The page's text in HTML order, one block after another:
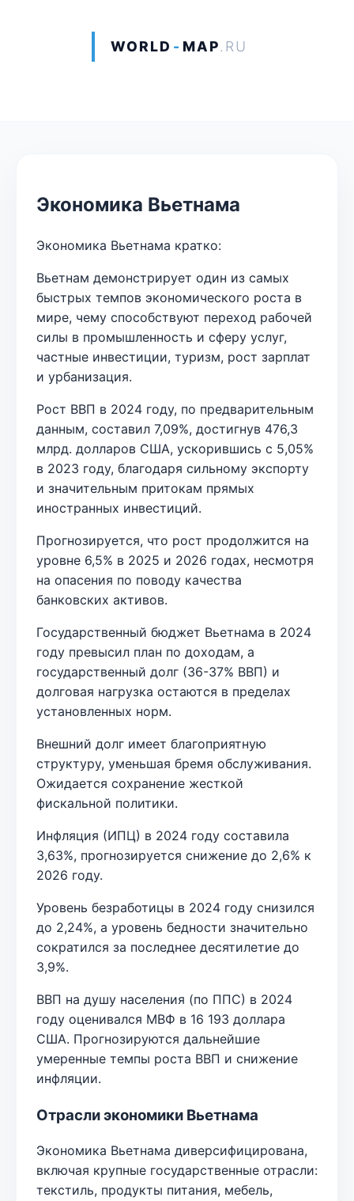
WORLD - MAP.RU
Экономика Вьетнама
Экономика Вьетнама кратко:
Вьетнам демонстрирует один из самых
быстрых темпов экономического роста в
мире, чему способствуют переход рабочей
силы в промышленность и сферу услуг,
частные инвестиции, туризм, рост зарплат
и урбанизация.
Рост ВВП в 2024 году, по предварительным
данным, составил 7,09%, достигнув 476,3
млрд. долларов США, ускорившись с 5,05%
в 2023 году, благодаря сильному экспорту
и значительным притокам прямых
иностранных инвестиций.
Прогнозируется, что рост продолжится на
уровне 6,5% в 2025 и 2026 годах, несмотря
на опасения по поводу качества
банковских активов.
Государственный бюджет Вьетнама в 2024
году превысил план по доходам, а
государственный долг (36-37% ВВП) и
долговая нагрузка остаются в пределах
установленных норм.
Внешний долг имеет благоприятную
структуру, уменьшая бремя обслуживания.
Ожидается сохранение жесткой
фискальной политики.
Инфляция (ИПЦ) в 2024 году составила
3,63%, прогнозируется снижение до 2,6% к
2026 году.
Уровень безработицы в 2024 году снизился
до 2,24%, а уровень бедности значительно
сократился за последнее десятилетие до
3,9%.
ВВП на душу населения (по ППС) в 2024
году оценивался МВФ в 16 193 доллара
США. Прогнозируются дальнейшие
умеренные темпы роста ВВП и снижение
инфляции.
Отрасли экономики Вьетнама
Экономика Вьетнама диверсифицирована,
включая крупные государственные отрасли:
текстиль, продукты питания, мебель,